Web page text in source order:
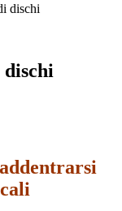
dischi
dischi